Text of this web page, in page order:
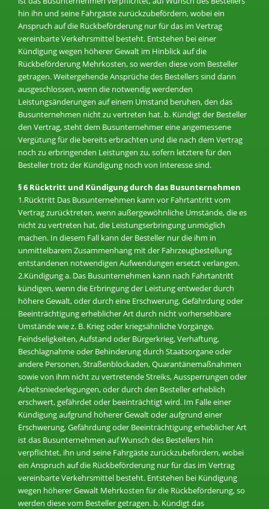
hin ihn und seine Fahrgäste zurückzubefördern, wobei ein
Anspruch auf die Rückbeförderung nur für das im Vertrag
vereinbarte Verkehrsmittel besteht. Entstehen bei einer
Kündigung wegen höherer Gewalt im Hinblick auf die
Rückbeförderung Mehrkosten, so werden diese vom Besteller
getragen. Weitergehende Ansprüche des Bestellers sind dann
ausgeschlossen, wenn die notwendig werdenden
Leistungsänderungen auf einem Umstand beruhen, den das
Busunternehmen nicht zu vertreten hat. b. Kündigt der Besteller
den Vertrag, steht dem Busunternehmer eine angemessene
Vergütung für die bereits erbrachten und die nach dem Vertrag
noch zu erbringenden Leistungen zu, sofern letztere für den
Besteller trotz der Kündigung noch von Interesse sind.
§ 6 Rücktritt und Kündigung durch das Busunternehmen
1.Rücktritt Das Busunternehmen kann vor Fahrtantritt vom
Vertrag zurücktreten, wenn außergewöhnliche Umstände, die es
nicht zu vertreten hat, die Leistungserbringung unmöglich
machen. In diesem Fall kann der Besteller nur die ihm in
unmittelbarem Zusammenhang mit der Fahrzeugbestellung
entstandenen notwendigen Aufwendungen ersetzt verlangen.
2.Kündigung a. Das Busunternehmen kann nach Fahrtantritt
kündigen, wenn die Erbringung der Leistung entweder durch
höhere Gewalt, oder durch eine Erschwerung, Gefährdung oder
Beeinträchtigung erheblicher Art durch nicht vorhersehbare
Umstände wie z. B. Krieg oder kriegsähnliche Vorgänge,
Feindseligkeiten, Aufstand oder Bürgerkrieg, Verhaftung,
Beschlagnahme oder Behinderung durch Staatsorgane oder
andere Personen, Straßenblockaden, Quarantänemaßnahmen
sowie von ihm nicht zu vertretende Streiks, Aussperrungen oder
Arbeitsniederlegungen, oder durch den Besteller erheblich
erschwert, gefährdet oder beeinträchtigt wird. Im Falle einer
Kündigung aufgrund höherer Gewalt oder aufgrund einer
Erschwerung, Gefährdung oder Beeinträchtigung erheblicher Art
ist das Busunternehmen auf Wunsch des Bestellers hin
verpflichtet, ihn und seine Fahrgäste zurückzubefördern, wobei
ein Anspruch auf die Rückbeförderung nur für das im Vertrag
vereinbarte Verkehrsmittel besteht. Entstehen bei Kündigung
wegen höherer Gewalt Mehrkosten für die Rückbeförderung, so
werden diese vom Besteller getragen. b. Kündigt das